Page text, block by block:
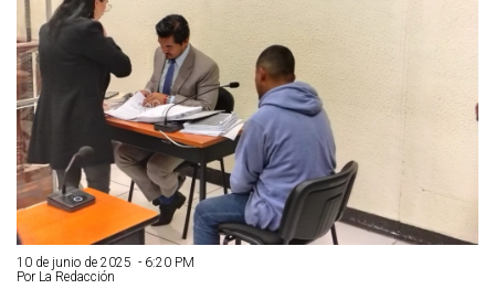
10 de junio de 2025 - 6:20 PM
Por La Redacción